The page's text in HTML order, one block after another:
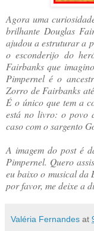
Agora uma
brilhante Douglas
ajudou a estruturar a
o esconderijo do
Fairbanks que
Pimpernel é o
Zorro de Fairbanks
É o único que tem a
está no livro: o povo
caso com o sargento
A imagem do post é
Pimpernel. Quero
eu baixo o musical da
por favor, me deixe a
Valéria Fernandes at